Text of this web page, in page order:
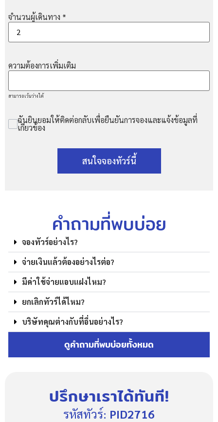
จำนวนผู้เดินทาง *
ความต้องการเพิ่มเติม
สามารถเว้นว่างได้
ฉันยินยอมให้ติดต่อกลับเพื่อยืนยันการจองและแจ้งข้อมูลที่
เกี่ยวข้อง
สนใจจองทัวร์นี้
คำถามที่พบบ่อย
จองทัวร์อย่างไร?
จ่ายเงินแล้วต้องอย่างไรต่อ?
มีค่าใช้จ่ายแอบแฝงไหม?
ยกเลิกทัวร์ได้ไหม?
บริษัทคุณต่างกับที่อื่นอย่างไร?
ดูคำถามที่พบบ่อยทั้งหมด
ปรึกษาเราได้ทันที!
รหัสทัวร์: PID2716